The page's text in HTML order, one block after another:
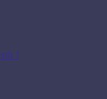
!